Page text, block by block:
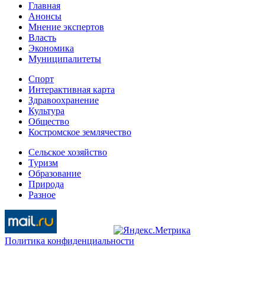
Главная
Анонсы
Мнение экспертов
Власть
Экономика
Муниципалитеты
Спорт
Интерактивная карта
Здравоохранение
Культура
Общество
Костромское землячество
Сельское хозяйство
Туризм
Образование
Природа
Разное
Политика конфиденциальности